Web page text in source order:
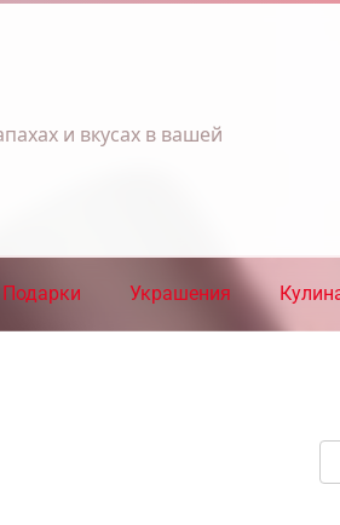
и вкусах в вашей
Подарки Украшения